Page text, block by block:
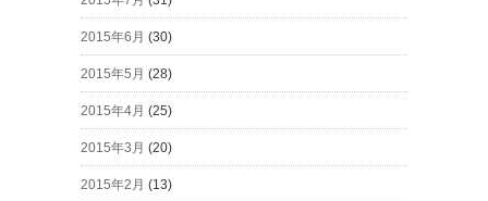
2015年6月 (30)
2015年5月 (28)
2015年4月 (25)
2015年3月 (20)
2015年2月 (13)